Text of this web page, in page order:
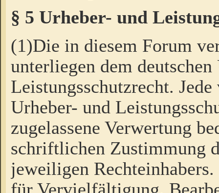
§ 5 Urheber- und
(1)Die in diesem Forum
unterliegen dem
Leistungsschutzrecht.
Urheber- und
zugelassene Verwertung
schriftlichen Zustimmung
jeweiligen